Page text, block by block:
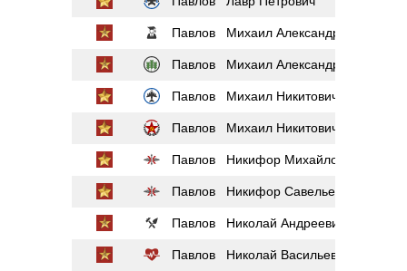
Павлов Михаил Александрович
Павлов Михаил Александрович
Павлов Михаил Никитович
Павлов Михаил Никитович
Павлов Никифор Михайлович
Павлов Никифор Савельевич
Павлов Николай Андреевич
Павлов Николай Васильевич